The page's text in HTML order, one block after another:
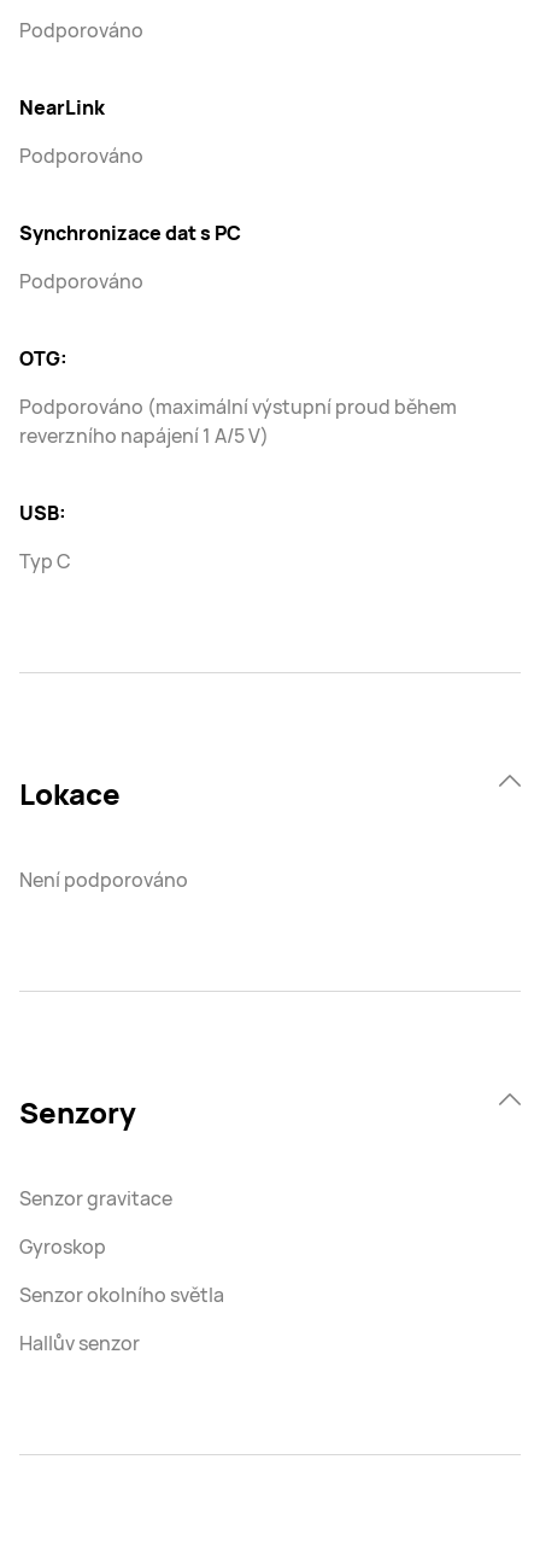
Podporováno
NearLink
Podporováno
Synchronizace dat s PC
Podporováno
OTG:
Podporováno (maximální výstupní proud během
reverzního napájení 1 A/5 V)
USB:
Typ C
Lokace
Není podporováno
Senzory
Senzor gravitace
Gyroskop
Senzor okolního světla
Hallův senzor